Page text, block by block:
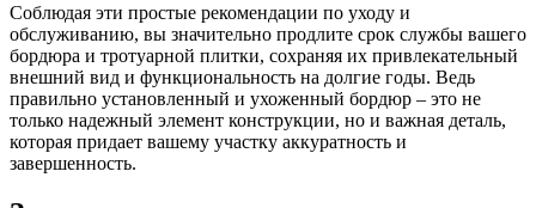
Соблюдая эти простые рекомендации по уходу и
обслуживанию, вы значительно продлите срок службы вашего
бордюра и тротуарной плитки, сохраняя их привлекательный
внешний вид и функциональность на долгие годы. Ведь
правильно установленный и ухоженный бордюр – это не
только надежный элемент конструкции, но и важная деталь,
которая придает вашему участку аккуратность и
завершенность.